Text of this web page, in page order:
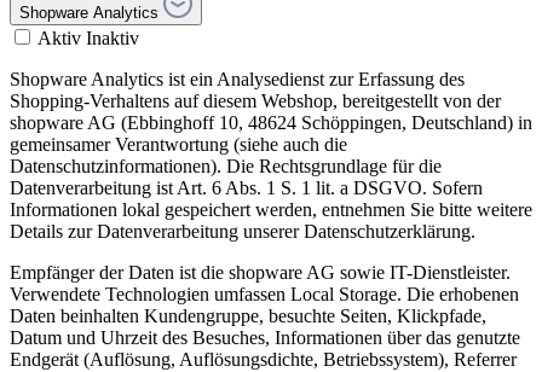
Shopware Analytics
Aktiv Inaktiv
Shopware Analytics ist ein Analysedienst zur Erfassung des
Shopping-Verhaltens auf diesem Webshop, bereitgestellt von der
shopware AG (Ebbinghoff 10, 48624 Schöppingen, Deutschland) in
gemeinsamer Verantwortung (siehe auch die
Datenschutzinformationen). Die Rechtsgrundlage für die
Datenverarbeitung ist Art. 6 Abs. 1 S. 1 lit. a DSGVO. Sofern
Informationen lokal gespeichert werden, entnehmen Sie bitte weitere
Details zur Datenverarbeitung unserer Datenschutzerklärung.
Empfänger der Daten ist die shopware AG sowie IT-Dienstleister.
Verwendete Technologien umfassen Local Storage. Die erhobenen
Daten beinhalten Kundengruppe, besuchte Seiten, Klickpfade,
Datum und Uhrzeit des Besuches, Informationen über das genutzte
Endgerät (Auflösung, Auflösungsdichte, Betriebssystem), Referrer